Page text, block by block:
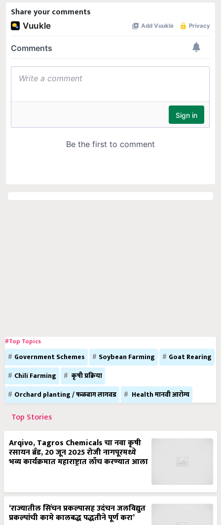
Share your comments
#Top Topics
Government Schemes Soybean Farming
Goat Rearing
Chili Farming
कृषी प्रक्रिया
Orchard planting / फळबाग लागवड
Health मानवी आरोग्य
Top Stories
Arqivo, Tagros Chemicals चा नवा कृषी
रसायन ब्रँड, 20 जून 2025 रोजी नागपूरमध्ये
भव्य कार्यक्रमात महाराष्ट्रात लाँच करण्यात आला
‘राज्यातील सिंचन प्रकल्पासह उदंचन जलविद्युत
प्रकल्पांची कामे कालबद्ध पद्धतीने पूर्ण करा’